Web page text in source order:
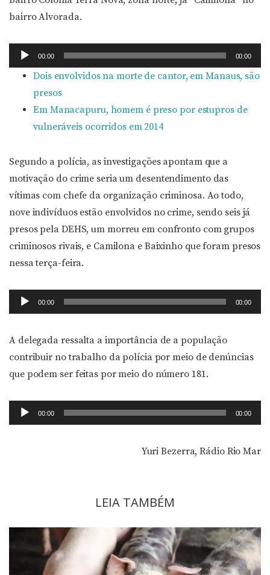
bairro Alvorada.
Tocador
de
00:00 00:00
Dois envolvidos na morte de cantor, em Manaus, são
presos
Em Manacapuru, homem é preso por estupros de
vulneráveis ocorridos em 2014
Segundo a polícia, as investigações apontam que a
motivação do crime seria um desentendimento das
vítimas com chefe da organização criminosa. Ao todo,
nove indivíduos estão envolvidos no crime, sendo seis já
presos pela DEHS, um morreu em confronto com grupos
criminosos rivais, e Camilona e Baixinho que foram presos
nessa terça-feira.
Tocador
de
00:00 00:00
A delegada ressalta a importância de a população
contribuir no trabalho da polícia por meio de denúncias
que podem ser feitas por meio do número 181.
Tocador
de
00:00 00:00
Yuri Bezerra, Rádio Rio Mar
LEIA TAMBÉM